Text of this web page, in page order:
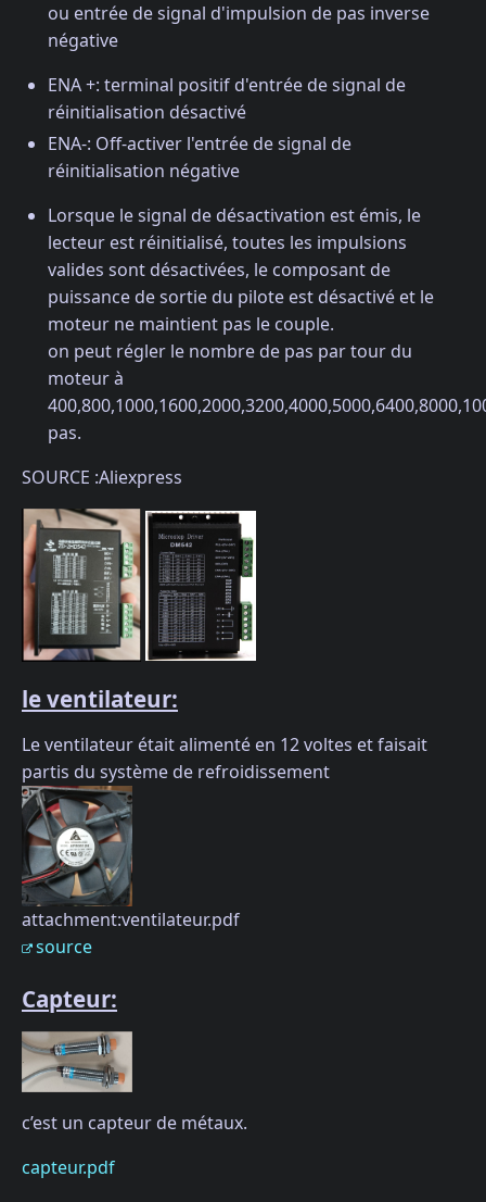
ou entrée de signal d'impulsion de pas inverse
négative
ENA +: terminal positif d'entrée de signal de
réinitialisation désactivé
ENA-: Off-activer l'entrée de signal de
réinitialisation négative
Lorsque le signal de désactivation est émis, le
lecteur est réinitialisé, toutes les impulsions
valides sont désactivées, le composant de
puissance de sortie du pilote est désactivé et le
moteur ne maintient pas le couple.
on peut régler le nombre de pas par tour du
moteur à
pas.
SOURCE :Aliexpress
le ventilateur:
Le ventilateur était alimenté en 12 voltes et faisait
partis du système de refroidissement
attachment:ventilateur.pdf
source
Capteur:
c’est un capteur de métaux.
capteur.pdf